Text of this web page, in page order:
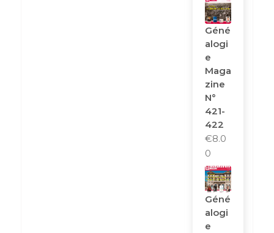
Géné
Alogi
E
Maga
Zine
N°
421-
422
€8.0
0
Géné
Alogi
E